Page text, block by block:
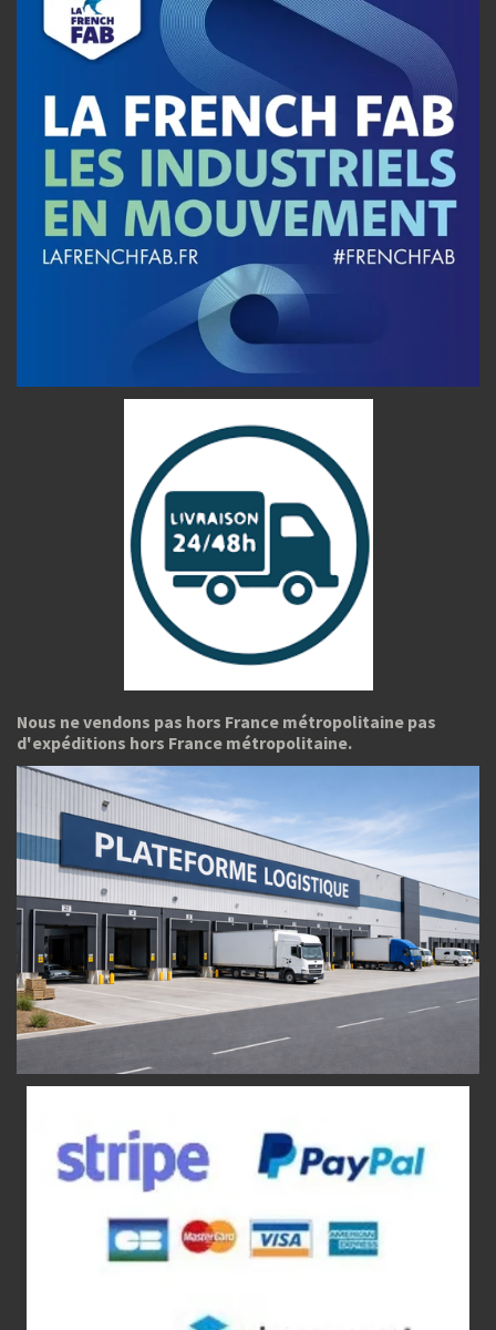
Nous ne vendons pas hors France métropolitaine pas
d'expéditions hors France métropolitaine.